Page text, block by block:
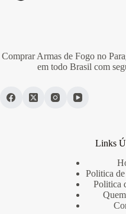
Comprar Armas de Fogo no
em todo Brasil com
Links
Politica
Politica